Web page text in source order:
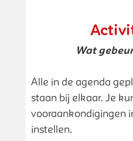
Wat
Alle in de agenda
staan bij elkaar. Je
vooraankondigingen
instellen.